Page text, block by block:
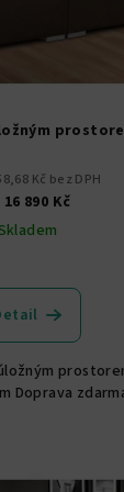
Kč bez DPH
16 890 Kč
Doprava